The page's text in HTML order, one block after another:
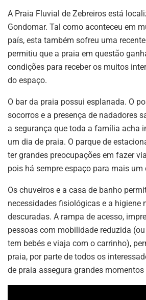
A Praia Fluvial de Zebreiros está
Gondomar. Tal como aconteceu em
país, esta também sofreu uma
permitiu que a praia em questão
condições para receber os muitos
do espaço.
O bar da praia possui esplanada. O
socorros e a presença de nadadores
a segurança que toda a família acha
um dia de praia. O parque de
ter grandes preocupações em fazer
pois há sempre espaço para mais um
Os chuveiros e a casa de banho
necessidades fisiológicas e a higiene
descuradas. A rampa de acesso,
pessoas com mobilidade reduzida
tem bebés e viaja com o carrinho),
praia, por parte de todos os
de praia assegura grandes momentos